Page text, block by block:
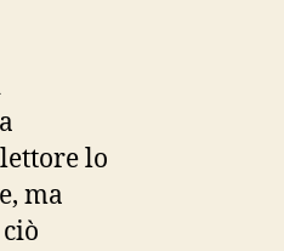
lo
ma